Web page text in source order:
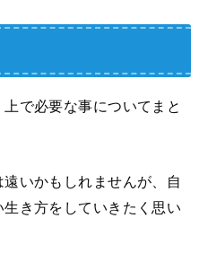
で必要な事についてまと
いかもしれませんが、自
き方をしていきたく思い